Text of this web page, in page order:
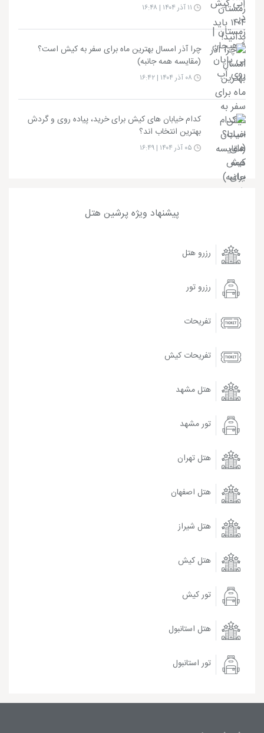
چرا آذر امسال بهترین ماه برای سفر به کیش است؟
(مقایسه همه جانبه)
کدام خیابان های کیش برای خرید، پیاده روی و گردش
بهترین انتخاب اند؟
پیشنهاد ویژه پرشین هتل
رزرو هتل
رزرو تور
تفریحات
تفریحات کیش
هتل مشهد
تور مشهد
هتل تهران
هتل اصفهان
هتل شیراز
هتل کیش
تور کیش
هتل استانبول
تور استانبول